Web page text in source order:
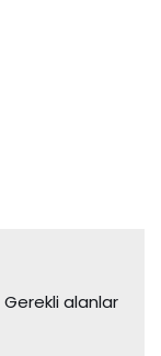
Gerekli alanlar